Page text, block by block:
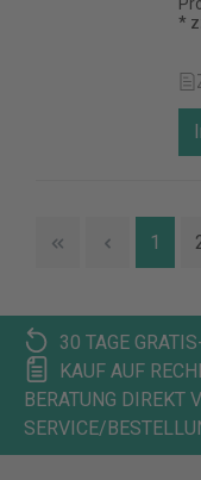
*
1
30 TAGE
KAUF AUF
BERATUNG DIREKT
SERVICE/